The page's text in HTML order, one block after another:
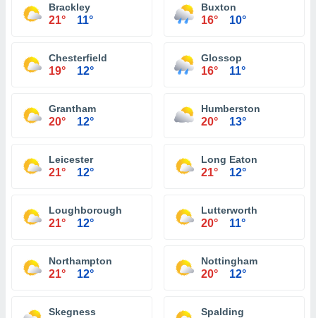
Brackley
21° 11°
Buxton
16° 10°
Chesterfield
19° 12°
Glossop
16° 11°
Grantham
20° 12°
Humberston
20° 13°
Leicester
21° 12°
Long Eaton
21° 12°
Loughborough
21° 12°
Lutterworth
20° 11°
Northampton
21° 12°
Nottingham
20° 12°
Skegness Spalding